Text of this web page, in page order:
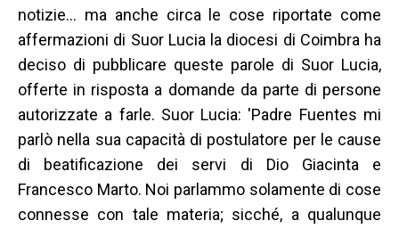
notizie… ma anche circa le cose riportate come
affermazioni di Suor Lucia la diocesi di Coimbra ha
deciso di pubblicare queste parole di Suor Lucia,
offerte in risposta a domande da parte di persone
autorizzate a farle. Suor Lucia: 'Padre Fuentes mi
parlò nella sua capacità di postulatore per le cause
di beatificazione dei servi di Dio Giacinta e
Francesco Marto. Noi parlammo solamente di cose
connesse con tale materia; sicché, a qualunque